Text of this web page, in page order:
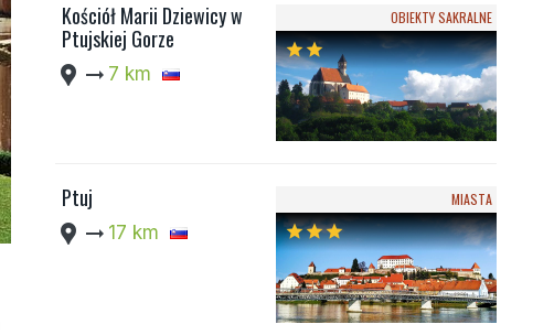
Kościół Marii Dziewicy w
Ptujskiej Gorze
location_pin arrow_right_alt 7 km
OBIEKTY SAKRALNE
starstar
Ptuj
location_pin arrow_right_alt 17 km
MIASTA
starstarstar